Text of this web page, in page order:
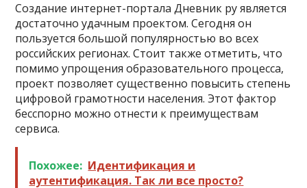
Создание интернет-портала Дневник ру является
достаточно удачным проектом. Сегодня он
пользуется большой популярностью во всех
российских регионах. Стоит также отметить, что
помимо упрощения образовательного процесса,
проект позволяет существенно повысить степень
цифровой грамотности населения. Этот фактор
бесспорно можно отнести к преимуществам
сервиса.
Похожее: Идентификация и
аутентификация. Так ли все просто?